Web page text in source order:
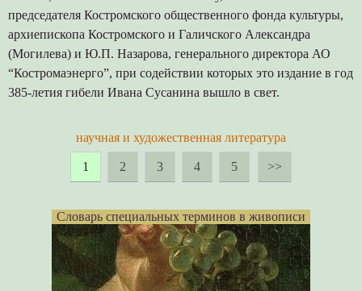
председателя Костромского общественного фонда культуры,
архиепископа Костромского и Галичского Александра
(Могилева) и Ю.П. Назарова, генерального директора АО
“Костромаэнерго”, при содействии которых это издание в год
385-летия гибели Ивана Сусанина вышло в свет.
научная и художественная литература
1 2 3 4 5 >>
Словарь специальных терминов в живописи